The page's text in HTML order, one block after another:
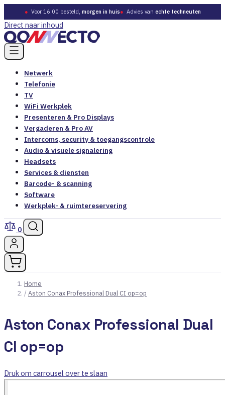
● Voor 16:00 besteld, morgen in huis● Advies van echte techneuten
Direct naar inhoud
Netwerk
Telefonie
TV
WiFi Werkplek
Presenteren & Pro Displays
Vergaderen & Pro AV
Intercoms, security & toegangscontrole
Audio & visuele signalering
Headsets
Services & diensten
Barcode- & scanning
Software
Werkplek- & ruimtereservering
0
Home
/ Aston Conax Professional Dual CI op=op
Aston Conax Professional Dual
CI op=op
Druk om carrousel over te slaan